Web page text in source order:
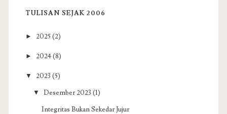
TULISAN SEJAK 2006
► 2025 (2)
► 2024 (8)
▼ 2023 (5)
▼ Desember 2023 (1)
Integritas Bukan Sekedar Jujur